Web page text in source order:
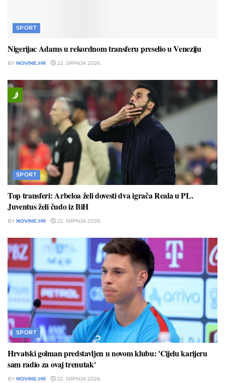
SPORT
Nigerijac Adams u rekordnom transferu preselio u Veneziju
BY NOVINE.HR 22. SRPNJA 2026.
SPORT
Top transferi: Arbeloa želi dovesti dva igrača Reala u PL.
Juventus želi čudo iz BiH
BY NOVINE.HR 22. SRPNJA 2026.
SPORT
Hrvatski golman predstavljen u novom klubu: 'Cijelu karijeru
sam radio za ovaj trenutak'
BY NOVINE.HR 22. SRPNJA 2026.